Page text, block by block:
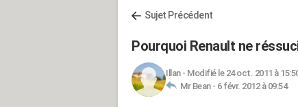
Sujet Précédent
Pourquoi Renault ne
Illan- Modifié le 24 oct. 2011 à
Mr Bean - 6 févr. 2012 à 09:54